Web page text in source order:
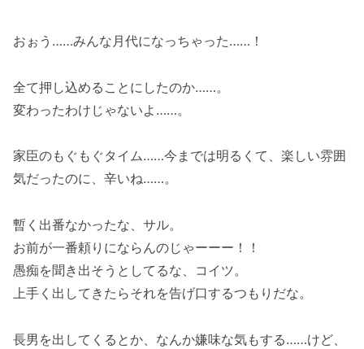
おぉう……みんな月代になっちゃった……！
全て押し込めることにしたのか……。
変わったわけじゃないよ……。
家臣のもぐもぐタイム……今までは明るくて、楽しい雰囲
気だったのに、辛いね……。
暫く出番なかったな、サル。
お前が一番頼りにならんのじゃーーー！！
愚痴を聞き出そうとしてるな、コイツ。
上手く出してきたらそれを告げ口するつもりだな。
長男を出してくるとか、なんか嫌味な気もする……けど、